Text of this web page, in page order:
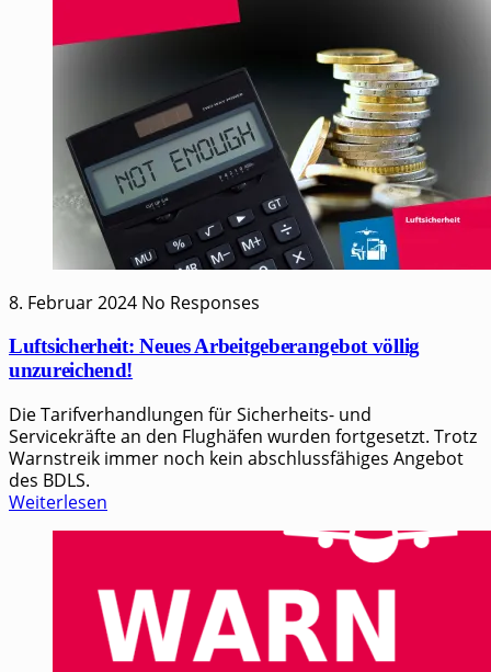
8. Februar 2024 No Responses
Luftsicherheit: Neues Arbeitgeberangebot völlig
unzureichend!
Die Tarifverhandlungen für Sicherheits- und
Servicekräfte an den Flughäfen wurden fortgesetzt. Trotz
Warnstreik immer noch kein abschlussfähiges Angebot
des BDLS.
Weiterlesen